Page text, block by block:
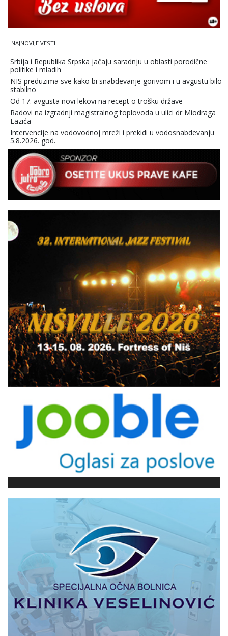
NAJNOVIJE VESTI
Srbija i Republika Srpska jačaju saradnju u oblasti porodične
politike i mladih
NIS preduzima sve kako bi snabdevanje gorivom i u avgustu bilo
stabilno
Od 17. avgusta novi lekovi na recept o trošku države
Radovi na izgradnji magistralnog toplovoda u ulici dr Miodraga
Lazića
Intervencije na vodovodnoj mreži i prekidi u vodosnabdevanju
5.8.2026. god.